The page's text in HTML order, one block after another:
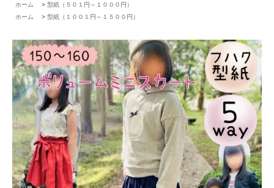
ホーム
> 型紙（５０１円～１０００円）
ホーム
> 型紙（１００１円～１５００円）